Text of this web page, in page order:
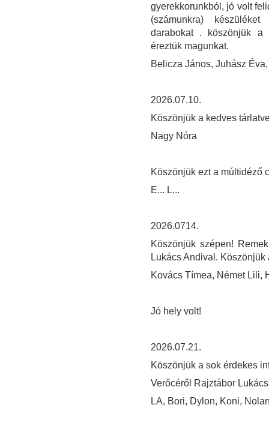
gyerekkorunkból, jó volt
(számunkra)
darabokat . köszönjük a
éreztük magunkat.
Belicza János, Juhász
2026.07.10.
Köszönjük a kedves
Nagy Nóra
Köszönjük ezt a múltidéző
E... L...
2026.0714.
Köszönjük szépen!
Lukács Andival. Köszönjük
Kovács Tímea, Német Lili,
Jó hely volt!
2026.07.21.
Köszönjük a sok érdekes
Verőcéről Rajztábor
LA, Bori, Dylon, Koni,